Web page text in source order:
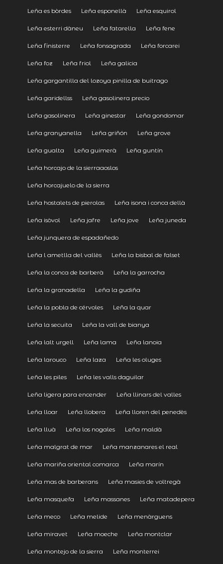
Leña es bòrdes Leña esponellà Leña esquirol
Leña esterri dàneu Leña fatarella Leña fene
Leña finisterre Leña fonsagrada Leña forcarei
Leña foz Leña friol Leña galicia
Leña gargantilla del lozoya pinilla de buitrago
Leña garidellss Leña gasolinera precio
Leña gasolinera Leña ginestar Leña gondomar
Leña granyanella Leña griñón Leña grove
Leña gualta Leña guimerà Leña guntín
Leña horcajo de la sierraaoslos
Leña horcajuelo de la sierra
Leña hostalets de pierolas Leña isona i conca dellà
Leña isòvol Leña jafre Leña jove Leña juneda
Leña junquera de espadañedo
Leña l ametlla del vallès Leña la bisbal de falset
Leña la conca de barberà Leña la garrocha
Leña la granadella Leña la gudiña
Leña la pobla de cérvoles Leña la quar
Leña la secuita Leña la vall de bianya
Leña lalt urgell Leña lama Leña lanoia
Leña larouco Leña laza Leña les oluges
Leña les piles Leña les valls daguilar
Leña ligera para encender Leña llinars del valles
Leña lloar Leña llobera Leña lloren del penedès
Leña lluà Leña los nogales Leña maldà
Leña malgrat de mar Leña manzanares el real
Leña mariña oriental comarca Leña marín
Leña mas de barberans Leña masies de voltregà
Leña masquefa Leña massanes Leña matadepera
Leña meco Leña melide Leña menàrguens
Leña miravet Leña moeche Leña montclar
Leña montejo de la sierra Leña monterrei